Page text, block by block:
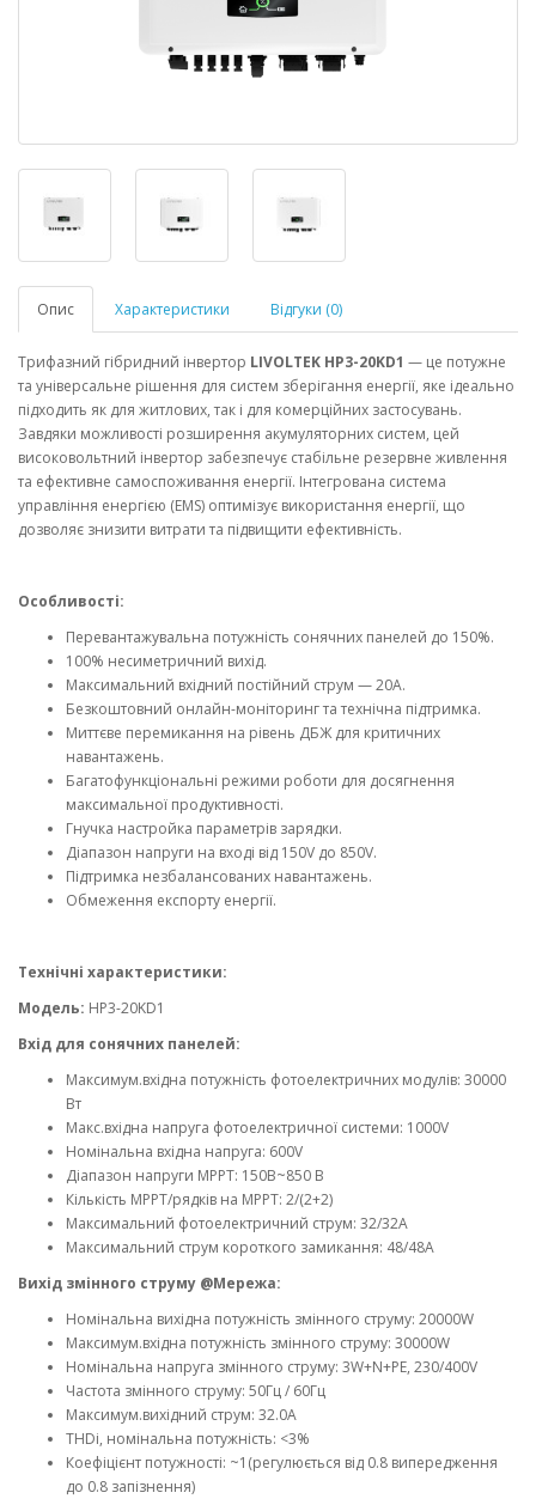
Опис Характеристики Відгуки (0)
Трифазний гібридний інвертор LIVOLTEK HP3-20KD1 — це потужне
та універсальне рішення для систем зберігання енергії, яке ідеально
підходить як для житлових, так і для комерційних застосувань.
Завдяки можливості розширення акумуляторних систем, цей
високовольтний інвертор забезпечує стабільне резервне живлення
та ефективне самоспоживання енергії. Інтегрована система
управління енергією (EMS) оптимізує використання енергії, що
дозволяє знизити витрати та підвищити ефективність.
Особливості:
Перевантажувальна потужність сонячних панелей до 150%.
100% несиметричний вихід.
Максимальний вхідний постійний струм — 20A.
Безкоштовний онлайн-моніторинг та технічна підтримка.
Миттєве перемикання на рівень ДБЖ для критичних
навантажень.
Багатофункціональні режими роботи для досягнення
максимальної продуктивності.
Гнучка настройка параметрів зарядки.
Діапазон напруги на вході від 150V до 850V.
Підтримка незбалансованих навантажень.
Обмеження експорту енергії.
Технічні характеристики:
Модель: HP3-20KD1
Вхід для сонячних панелей:
Максимум.вхідна потужність фотоелектричних модулів: 30000
Вт
Макс.вхідна напруга фотоелектричної системи: 1000V
Номінальна вхідна напруга: 600V
Діапазон напруги MPPT: 150В~850 В
Кількість MPPT/рядків на MPPT: 2/(2+2)
Максимальний фотоелектричний струм: 32/32A
Максимальний струм короткого замикання: 48/48A
Вихід змінного струму @Мережа:
Номінальна вихідна потужність змінного струму: 20000W
Максимум.вхідна потужність змінного струму: 30000W
Номінальна напруга змінного струму: 3W+N+PE, 230/400V
Частота змінного струму: 50Гц / 60Гц
Максимум.вихідний струм: 32.0A
THDi, номінальна потужність: <3%
Коефіцієнт потужності: ~1(регулюється від 0.8 випередження
до 0.8 запізнення)